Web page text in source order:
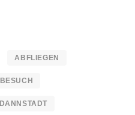
ABFLIEGEN
BESUCH
DANNSTADT